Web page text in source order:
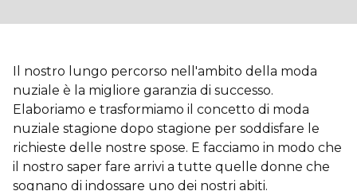
Il nostro lungo percorso nell'ambito della moda
nuziale è la migliore garanzia di successo.
Elaboriamo e trasformiamo il concetto di moda
nuziale stagione dopo stagione per soddisfare le
richieste delle nostre spose. E facciamo in modo che
il nostro saper fare arrivi a tutte quelle donne che
sognano di indossare uno dei nostri abiti.